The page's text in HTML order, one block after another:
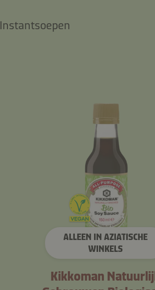
Instantsoepen
ALLEEN IN AZIATISCHE
WINKELS
Kikkoman